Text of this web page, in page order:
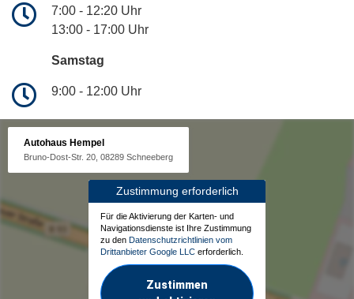
7:00 - 12:20 Uhr
13:00 - 17:00 Uhr
Samstag
9:00 - 12:00 Uhr
Autohaus Hempel
Bruno-Dost-Str. 20, 08289 Schneeberg
Zustimmung erforderlich
Für die Aktivierung der Karten- und
Navigationsdienste ist Ihre Zustimmung
zu den Datenschutzrichtlinien vom
Drittanbieter Google LLC erforderlich.
Zustimmen